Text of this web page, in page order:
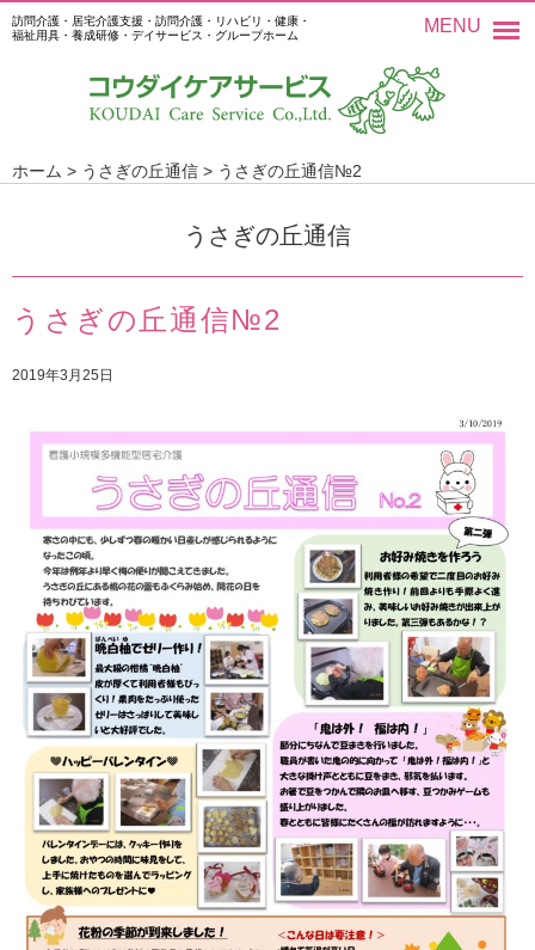
訪問介護・居宅介護支援・訪問介護・リハビリ・健康・
福祉用具・養成研修・デイサービス・グループホーム
MENU
ホーム > うさぎの丘通信 > うさぎの丘通信№2
うさぎの丘通信
うさぎの丘通信№2
2019年3月25日